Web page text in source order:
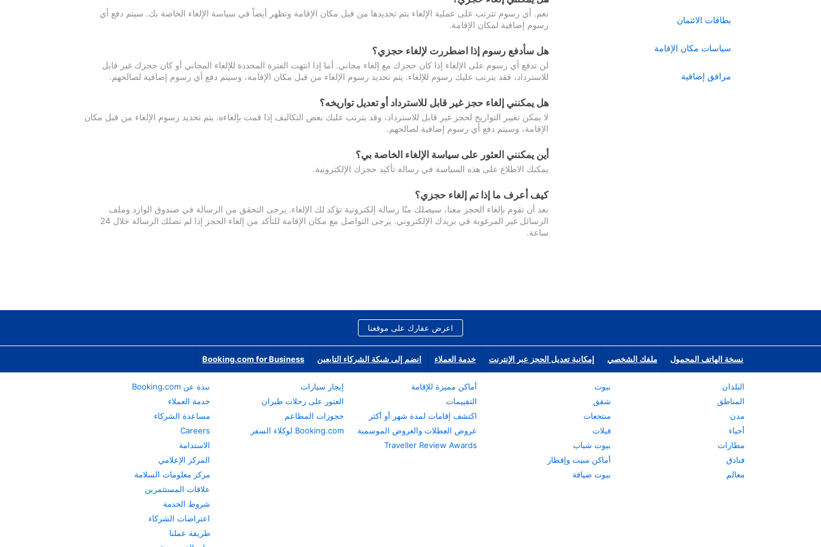
بطاقات الائتمان
سياسات مكان الإقامة
مرافق إضافية
نعم. أي رسوم تترتب على عملية الإلغاء يتم تحديدها من قبل مكان الإقامة وتظهر أيضاً في سياسة الإلغاء الخاصة بك. سيتم دفع أي
رسوم إضافية لمكان الإقامة.
هل سأدفع رسوم إذا اضطررت لإلغاء حجزي؟
لن تدفع أي رسوم على الإلغاء إذا كان حجزك مع إلغاء مجاني. أما إذا انتهت الفترة المحددة للإلغاء المجاني أو كان حجزك غير قابل
للاسترداد، فقد يترتب عليك رسوم للإلغاء. يتم تحديد رسوم الإلغاء من قبل مكان الإقامة، وسيتم دفع أي رسوم إضافية لصالحهم.
هل يمكنني إلغاء حجز غير قابل للاسترداد أو تعديل تواريخه؟
لا يمكن تغيير التواريخ لحجز غير قابل للاسترداد، وقد يترتب عليك بعض التكاليف إذا قمت بإلغاءه. يتم تحديد رسوم الإلغاء من قبل مكان
الإقامة، وسيتم دفع أي رسوم إضافية لصالحهم.
أين يمكنني العثور على سياسة الإلغاء الخاصة بي؟
يمكنك الاطلاع على هذه السياسة في رسالة تأكيد حجزك الإلكترونية.
كيف أعرف ما إذا تم إلغاء حجزي؟
بعد أن تقوم بإلغاء الحجز معنا، سيصلك منّا رسالة إلكترونية تؤكد لك الإلغاء. يرجى التحقق من الرسالة في صندوق الوارد وملف
الرسائل غير المرغوبة في بريدك الإلكتروني. يرجى التواصل مع مكان الإقامة للتأكد من إلغاء الحجز إذا لم تصلك الرسالة خلال 24
ساعة.
اعرض عقارك على موقعنا
نسخة الهاتف المحمول ملفك الشخصي إمكانية تعديل الحجز عبر الإنترنت خدمة العملاء انضم إلى شبكة الشركاء التابعين Booking.com for Business
البلدان
المناطق
مدن
أحياء
مطارات
فنادق
معالم
بيوت
شقق
منتجعات
فيلات
بيوت شباب
أماكن مبيت وإفطار
بيوت ضيافة
أماكن مميزة للإقامة
التقييمات
اكتشف إقامات لمدة شهر أو أكثر
عروض العطلات والعروض الموسمية
Traveller Review Awards
إيجار سيارات
العثور على رحلات طيران
حجوزات المطاعم
Booking.com لوكلاء السفر
نبذة عن Booking.com
خدمة العملاء
مساعدة الشركاء
Careers
الاستدامة
المركز الإعلامي
مركز معلومات السلامة
علاقات المستثمرين
شروط الخدمة
اعتراضات الشركاء
طريقة عملنا